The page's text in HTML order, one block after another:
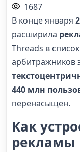
1687
В конце января
расширила
Threads в
арбитражников
440 млн
перенасыщен.
Как
рекламы